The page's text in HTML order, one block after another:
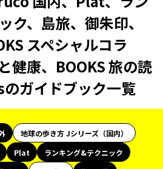
ク、島旅、御朱印、
スペシャルコラ
健康、BOOKS 旅の読
ガイドブック一覧
地球の歩き方 Jシリーズ（国内）
Plat
ランキング&テクニック